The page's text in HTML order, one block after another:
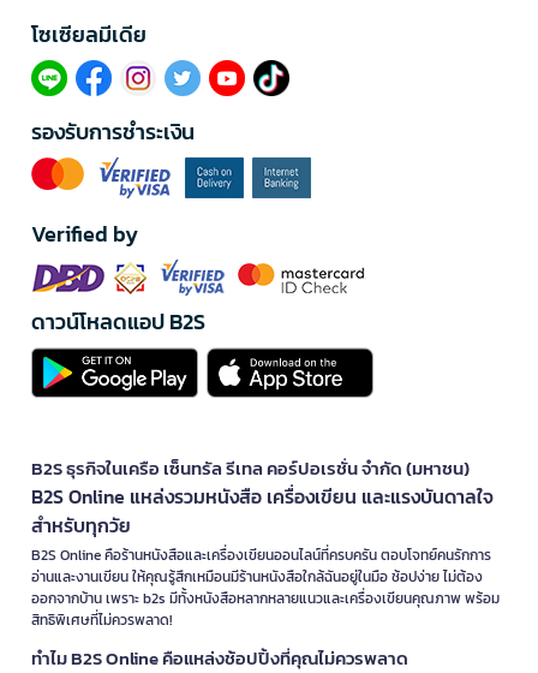
โซเซียลมีเดีย​
รองรับการชำระเงิน
Verified by
ดาวน์โหลดแอป B2S
B2S ธุรกิจในเครือ เซ็นทรัล รีเทล คอร์ปอเรชั่น จำกัด (มหาชน)
B2S Online แหล่งรวมหนังสือ เครื่องเขียน และแรงบันดาลใจ
สำหรับทุกวัย
B2S Online คือร้านหนังสือและเครื่องเขียนออนไลน์ที่ครบครัน ตอบโจทย์คนรักการ
อ่านและงานเขียน ให้คุณรู้สึกเหมือนมีร้านหนังสือใกล้ฉันอยู่ในมือ ช้อปง่าย ไม่ต้อง
ออกจากบ้าน เพราะ b2s มีทั้งหนังสือหลากหลายแนวและเครื่องเขียนคุณภาพ พร้อม
สิทธิพิเศษที่ไม่ควรพลาด!
ทำไม B2S Online คือแหล่งช้อปปิ้งที่คุณไม่ควรพลาด